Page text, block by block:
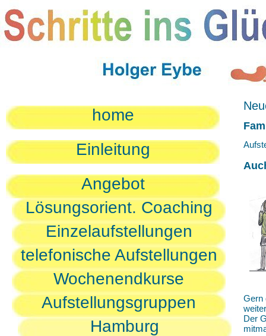
home
Einleitung
Angebot
Lösungsorient. Coaching
Einzelaufstellungen
telefonische Aufstellungen
Wochenendkurse
Aufstellungsgruppen
Hamburg
Gern
Der